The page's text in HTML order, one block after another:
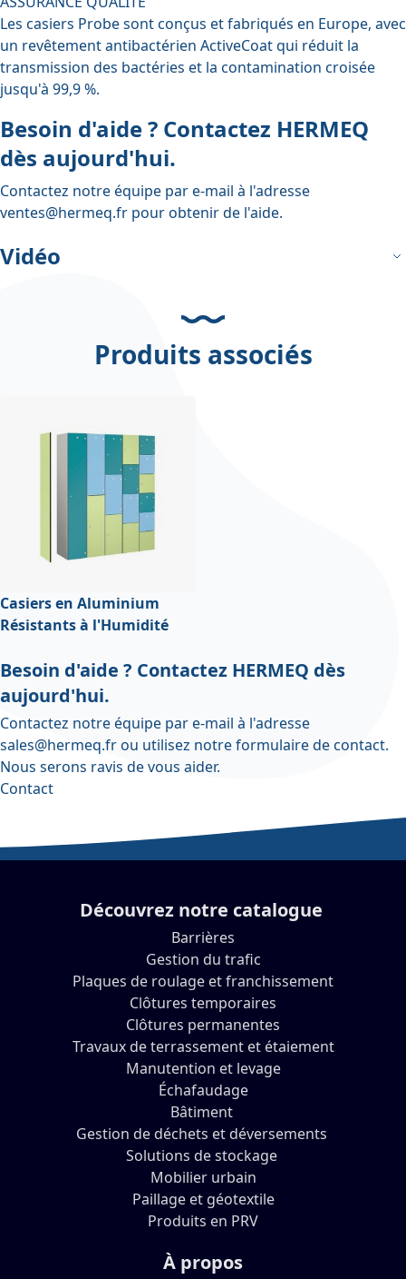
Les casiers Probe sont conçus et fabriqués en Europe, avec
un revêtement antibactérien ActiveCoat qui réduit la
transmission des bactéries et la contamination croisée
jusqu'à 99,9 %.
Besoin d'aide ? Contactez HERMEQ
dès aujourd'hui.
Contactez notre équipe par e-mail à l'adresse
ventes@hermeq.fr pour obtenir de l'aide.
Vidéo
Produits associés
Casiers en Aluminium
Résistants à l'Humidité
Besoin d'aide ? Contactez HERMEQ dès
aujourd'hui.
Contactez notre équipe par e-mail à l'adresse
sales@hermeq.frou utilisez notreformulaire de contact.
Nous serons ravis de vous aider.
Contact
Découvrez notre catalogue
Barrières
Gestion du trafic
Plaques de roulage et franchissement
Clôtures temporaires
Clôtures permanentes
Travaux de terrassement et étaiement
Manutention et levage
Échafaudage
Bâtiment
Gestion de déchets et déversements
Solutions de stockage
Mobilier urbain
Paillage et géotextile
Produits en PRV
À propos